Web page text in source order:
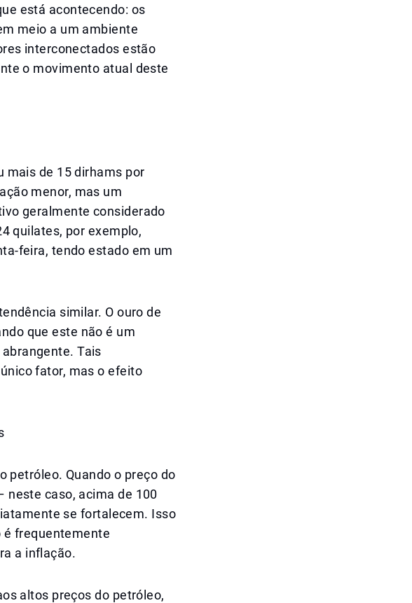
está acontecendo: os
meio a um ambiente
interconectados estão
o movimento atual deste
mais de 15 dirhams por
menor, mas um
geralmente considerado
quilates, por exemplo,
feira, tendo estado em um
similar. O ouro de
que este não é um
Tais
fator, mas o efeito
petróleo. Quando o preço do
caso, acima de 100
se fortalecem. Isso
é frequentemente
a inflação.
altos preços do petróleo,